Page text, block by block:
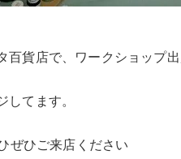
百貨店で、ワークショップ出
てます。
ひご来店ください